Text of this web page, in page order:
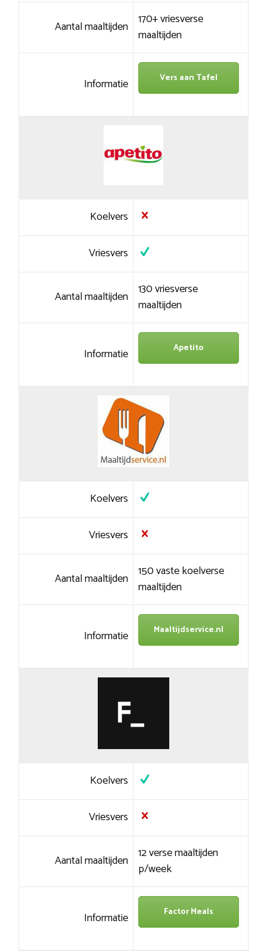
Aantal maaltijden 170+ vriesverse
maaltijden
Informatie Vers aan Tafel
Koelvers
Vriesvers
Aantal maaltijden 130 vriesverse
maaltijden
Informatie Apetito
Koelvers
Vriesvers
Aantal maaltijden 150 vaste koelverse
maaltijden
Informatie Maaltijdservice.nl
Koelvers
Vriesvers
Aantal maaltijden 12 verse maaltijden
p/week
Informatie Factor Meals